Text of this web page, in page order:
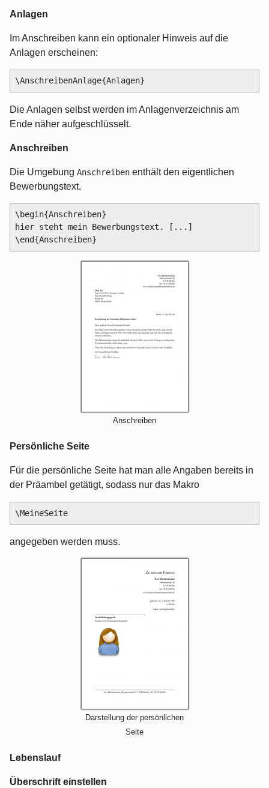
Anlagen
Im Anschreiben kann ein optionaler Hinweis auf die
Anlagen erscheinen:
Die Anlagen selbst werden im Anlagenverzeichnis am
Ende näher aufgeschlüsselt.
Anschreiben
Die Umgebung Anschreiben enthält den eigentlichen
Bewerbungstext.
\begin{Anschreiben}
hier steht mein Bewerbungstext. [...]
Anschreiben
Persönliche Seite
Für die persönliche Seite hat man alle Angaben bereits in
der Präambel getätigt, sodass nur das Makro
\MeineSeite
angegeben werden muss.
Darstellung der persönlichen
Seite
Lebenslauf
Überschrift einstellen